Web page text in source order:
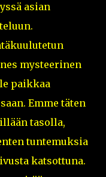
asian
mysteerinen
paikkaa
Emme täten
tasolla,
tuntemuksia
katsottuna.